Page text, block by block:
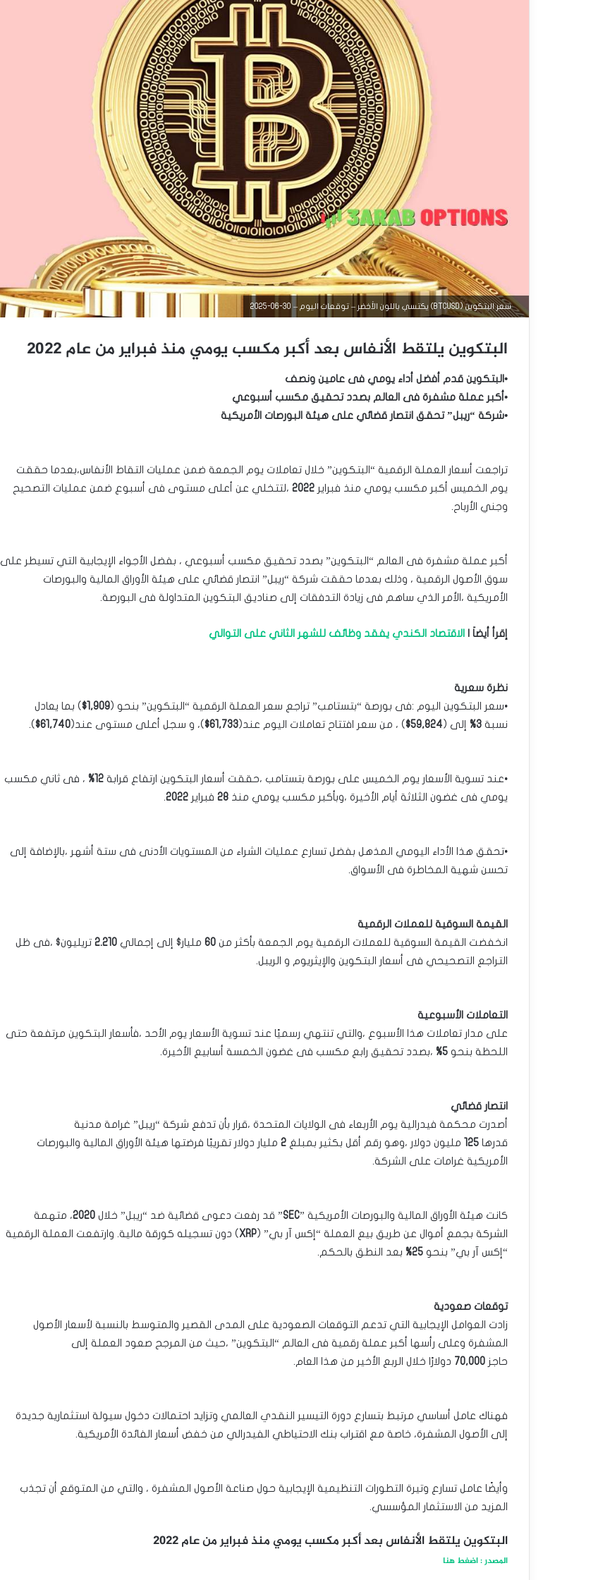
سعر البتكوين (BTCUSD) يكتسي باللون الأخضر – توقعات اليوم – 30-06-2025
البتكوين يلتقط الأنفاس بعد أكبر مكسب يومي منذ فبراير ‏من عام 2022‏
•البتكوين قدم أفضل أداء يومي فى عامين ونصف
•أكبر عملة مشفرة فى العالم بصدد تحقيق مكسب أسبوعي
•شركة “ريبل” تحقق انتصار قضائي على هيئة البورصات الأمريكية ‏
تراجعت أسعار العملة الرقمية “البتكوين” خلال تعاملات يوم الجمعة ضمن ‏عمليات التقاط الأنفاس،بعدما حققت
يوم الخميس أكبر مكسب يومي منذ ‏فبراير 2022 ،لتتخلي عن أعلى مستوى فى أسبوع ضمن عمليات التصحيح
‏وجني الأرباح.‏
أكبر عملة مشفرة فى العالم “البتكوين” بصدد تحقيق مكسب أسبوعي ، ‏بفضل الأجواء الإيجابية التي تسيطر على
سوق الأصول الرقمية ، وذلك ‏بعدما حققت شركة “ريبل” انتصار قضائي على هيئة الأوراق المالية ‏والبورصات
الأمريكية‎ ‎،الأمر الذي ساهم فى زيادة التدفقات إلى صناديق ‏البتكوين المتداولة فى البورصة.‏
إقرأ أيضاَ | الاقتصاد الكندي يفقد وظائف للشهر الثاني على التوالي
نظرة سعرية
•سعر البتكوين اليوم :فى بورصة “بتستامب” تراجع سعر العملة ‏الرقمية “البتكوين” بنحو (1,909$ ) بما يعادل
نسبة 3% إلى (59,824$ ) ‏، من سعر افتتاح تعاملات اليوم عند(61,733$ )، و سجل أعلى مستوى ‏عند(61,740$
).‏
•عند تسوية الأسعار يوم الخميس على بورصة بتستامب ،حققت أسعار ‏البتكوين ارتفاع قرابة 12%
، فى ثاني مكسب
يومي فى غضون الثلاثة ‏أيام الأخيرة ،وبأكبر مكسب يومي منذ 28 فبراير 2022
.‏
•تحقق هذا الأداء اليومي المذهل بفضل تسارع عمليات الشراء من ‏المستويات الأدنى فى ستة أشهر ،بالإضافة إلى
تحسن شهية ‏المخاطرة فى الأسواق.‏
القيمة السوقية للعملات الرقمية
انخفضت القيمة السوقية للعملات الرقمية يوم الجمعة بأكثر من 60 مليار$ ‏إلى إجمالي 2.210 تريليون$ ،فى ظل
التراجع التصحيحي فى أسعار ‏البتكوين والإيثريوم و الريبل.‏
التعاملات الأسبوعية
على مدار تعاملات هذا الأسبوع ،والتي تنتهي رسميًا عند تسوية الأسعار ‏يوم الأحد ،فأسعار البتكوين مرتفعة حتى
اللحظة بنحو 5% ،بصدد تحقيق ‏رابع مكسب فى غضون الخمسة أسابيع الأخيرة.‏
انتصار قضائي
أصدرت محكمة فيدرالية يوم الأربعاء فى الولايات المتحدة ،قرار بأن تدفع ‏شركة “ريبل” غرامة مدنية
قدرها 125 مليون دولار ،وهو رقم أقل بكثير ‏بمبلغ 2 مليار دولار تقريبًا فرضتها هيئة الأوراق المالية والبورصات
‏الأمريكية غرامات على الشركة.‏
كانت هيئة الأوراق المالية والبورصات الأمريكية‎ ‎‏” ” قد رفعت دعوى ‏قضائية ضد “ريبل” خلال 2020، متهمة
الشركة بجمع أموال عن طريق بيع ‏العملة “إكس آر بي”‏‎ (
XRP
) ‎دون تسجيله كورقة مالية. وارتفعت العملة ‏الرقمية
“إكس آر بي” بنحو 25% بعد النطق بالحكم‎.‎
توقعات صعودية
زادت العوامل الإيجابية التي تدعم التوقعات الصعودية على المدى القصير ‏والمتوسط بالنسبة لأسعار الأصول
المشفرة وعلى رأسها أكبر عملة رقمية ‏فى العالم “البتكوين” ،حيث من المرجح صعود العملة إلى
حاجز 70,000 ‏دولارًا خلال الربع الأخير من هذا العام.‏
فهناك عامل أساسي مرتبط بتسارع دورة التيسير النقدي العالمي وتزايد ‏احتمالات دخول سيولة استثمارية جديدة
إلى الأصول المشفرة، خاصة مع ‏اقتراب بنك الاحتياطي الفيدرالي من خفض أسعار الفائدة الأمريكية.‏
وأيضًا عامل تسارع وتيرة التطورات التنظيمية الإيجابية حول صناعة ‏الأصول المشفرة ، والتي من المتوقع أن تجذب
المزيد من الاستثمار ‏المؤسسي.‏
البتكوين يلتقط الأنفاس بعد أكبر مكسب يومي منذ فبراير ‏من عام 2022‏
المصدر : اضغط هنا